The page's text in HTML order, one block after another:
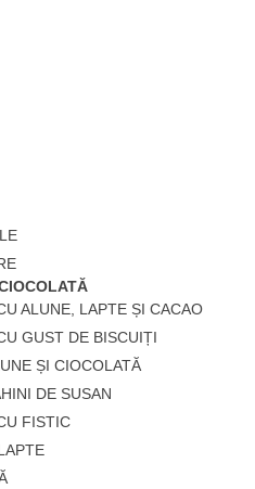
ALUNE, LAPTE ȘI CACAO
GUST DE BISCUIȚI
ȘI CIOCOLATĂ
DE SUSAN
FISTIC